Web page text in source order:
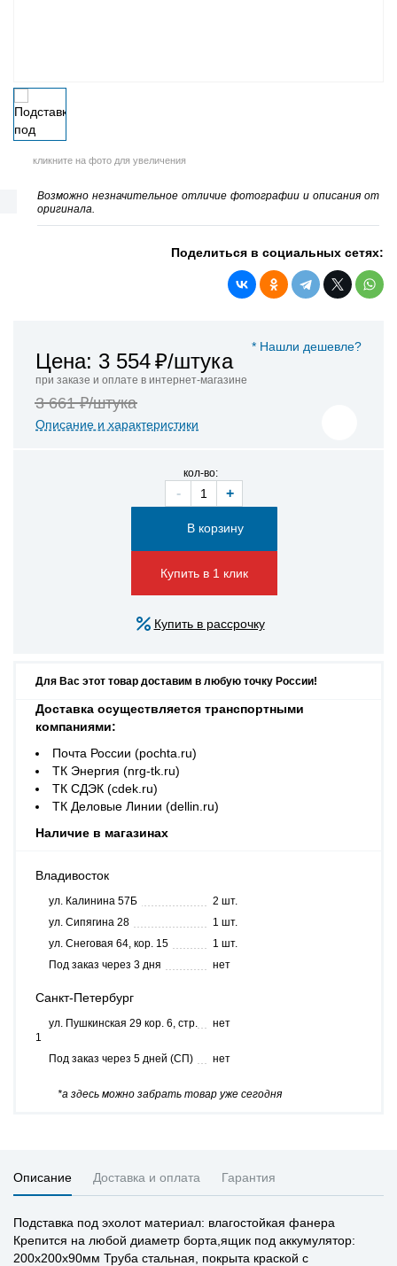
кликните на фото для увеличения
Возможно незначительное отличие фотографии и описания от
оригинала.
Поделиться в социальных сетях:
* Нашли дешевле?
Цена: 3 554₽/штука
при заказе и оплате в интернет-магазине
3 661 ₽/штука
Описание и характеристики
кол-во:
- +
Купить в 1 клик
Купить в рассрочку
Для Вас этот товар доставим в любую точку России!
Доставка осуществляется транспортными
компаниями:
Почта России (pochta.ru)
ТК Энергия (nrg-tk.ru)
ТК СДЭК (cdek.ru)
ТК Деловые Линии (dellin.ru)
Наличие в магазинах
Владивосток
ул. Калинина 57Б
2 шт.
ул. Сипягина 28
1 шт.
ул. Снеговая 64, кор. 15
1 шт.
Под заказ через 3 дня
нет
Санкт-Петербург
ул. Пушкинская 29 кор. 6, стр.
1
нет
Под заказ через 5 дней (СП) нет
*а здесь можно забрать товар уже сегодня
Описание Доставка и оплата Гарантия
Подставка под эхолот материал: влагостойкая фанера
Крепится на любой диаметр борта,ящик под аккумулятор:
200х200х90мм Труба стальная, покрыта краской с